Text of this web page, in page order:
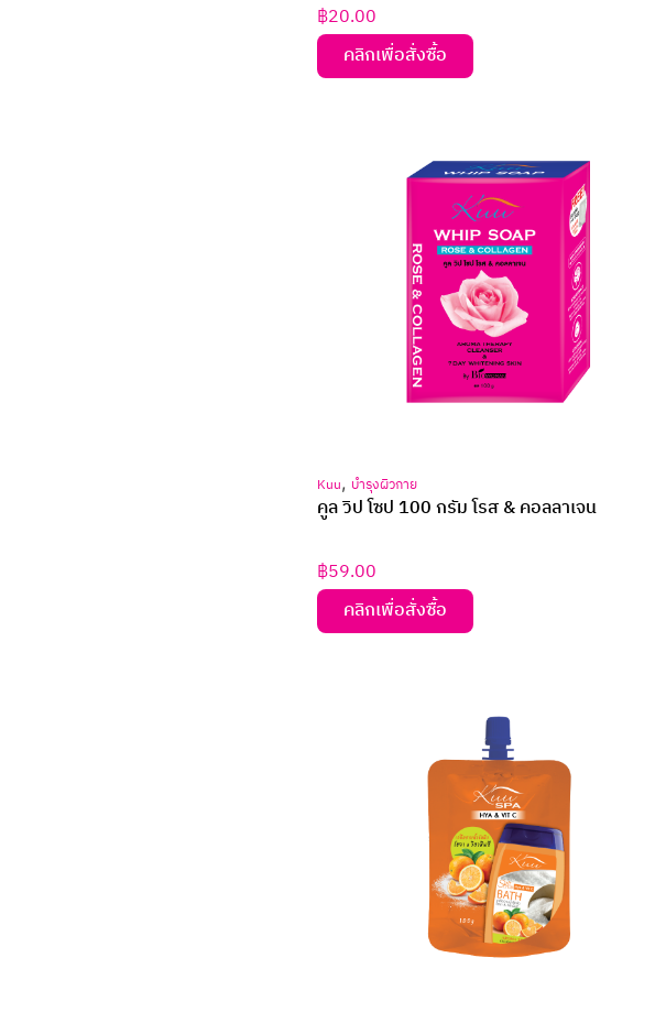
฿20.00
คลิกเพื่อสั่งซื้อ
Kuu, บำรุงผิวกาย
คูล วิป โซป 100 กรัม โรส & คอลลาเจน
฿59.00
คลิกเพื่อสั่งซื้อ